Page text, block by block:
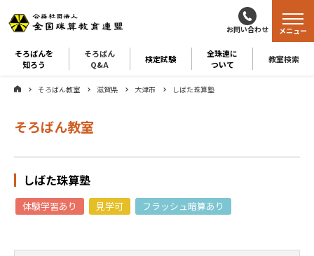
お問い合わせ
そろばんを
知ろう
そろばん
Q&A
検定試験
全珠連に
ついて
教室検索
メニュー
そろばん教室 滋賀県 大津市 しばた珠算塾
そろばん教室
しばた珠算塾
体験学習あり 見学可 フラッシュ暗算あり